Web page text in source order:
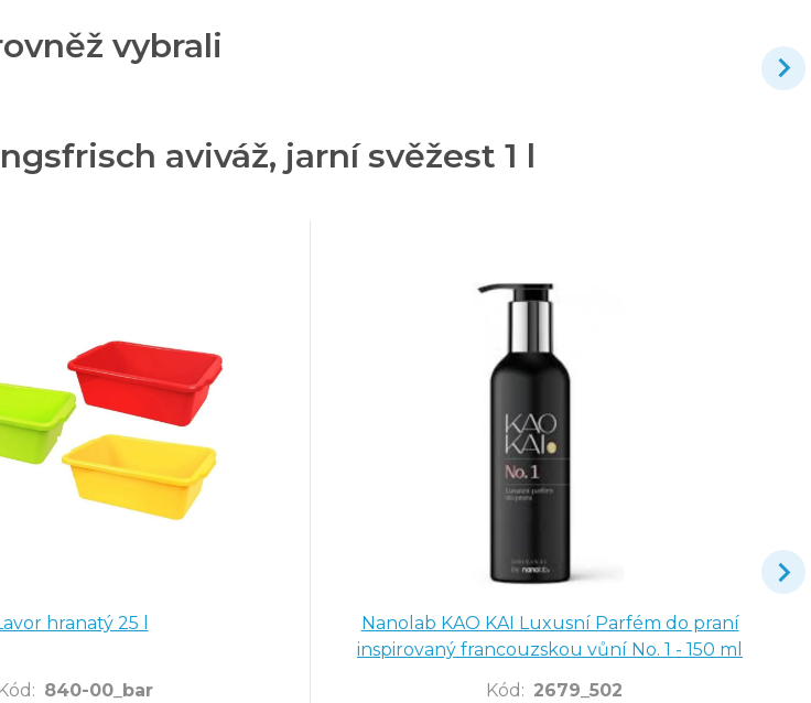
vybrali
aviváž, jarní svěžest 1 l
hranatý 25 l
Kód : 840-00_bar
Nanolab KAO KAI Luxusní Parfém do praní
inspirovaný francouzskou vůní No. 1 - 150 ml
Kód : 2679_502